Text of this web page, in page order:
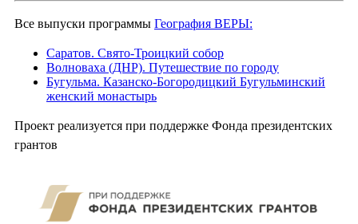
Все выпуски программы География ВЕРЫ:
Саратов. Свято-Троицкий собор
Волноваха (ДНР). Путешествие по городу
Бугульма. Казанско-Богородицкий Бугульминский
женский монастырь
Проект реализуется при поддержке Фонда президентских
грантов